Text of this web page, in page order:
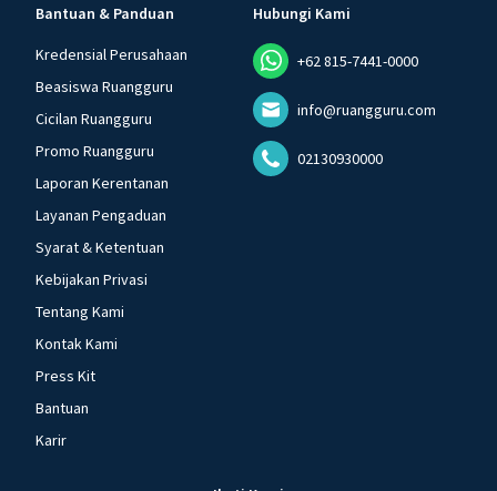
Bantuan & Panduan
Kredensial Perusahaan
Beasiswa Ruangguru
Cicilan Ruangguru
Promo Ruangguru
Laporan Kerentanan
Layanan Pengaduan
Syarat & Ketentuan
Kebijakan Privasi
Tentang Kami
Kontak Kami
Press Kit
Bantuan
Karir
Hubungi Kami
+62 815-7441-0000
info@ruangguru.com
02130930000